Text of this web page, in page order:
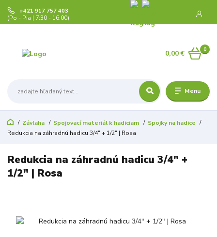
Menu
+421 917 757 403
(Po - Pia | 7:30 - 16:00)
0
0,00 €
Závlaha Spojovací materiál k hadiciam
Spojky na hadice
Redukcia na záhradnú hadicu 3/4" + 1/2" | Rosa
Redukcia na záhradnú hadicu 3/4" +
1/2" | Rosa